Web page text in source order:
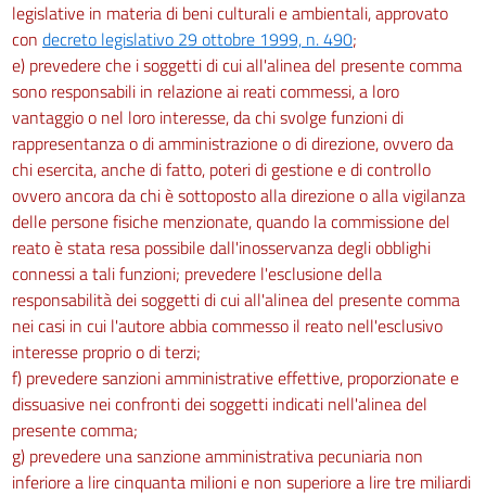
legislative in materia di beni culturali e ambientali, approvato
con decreto legislativo 29 ottobre 1999, n. 490;
e) prevedere che i soggetti di cui all'alinea del presente comma
sono responsabili in relazione ai reati commessi, a loro
vantaggio o nel loro interesse, da chi svolge funzioni di
rappresentanza o di amministrazione o di direzione, ovvero da
chi esercita, anche di fatto, poteri di gestione e di controllo
ovvero ancora da chi è sottoposto alla direzione o alla vigilanza
delle persone fisiche menzionate, quando la commissione del
reato è stata resa possibile dall'inosservanza degli obblighi
connessi a tali funzioni; prevedere l'esclusione della
responsabilità dei soggetti di cui all'alinea del presente comma
nei casi in cui l'autore abbia commesso il reato nell'esclusivo
interesse proprio o di terzi;
f) prevedere sanzioni amministrative effettive, proporzionate e
dissuasive nei confronti dei soggetti indicati nell'alinea del
presente comma;
g) prevedere una sanzione amministrativa pecuniaria non
inferiore a lire cinquanta milioni e non superiore a lire tre miliardi